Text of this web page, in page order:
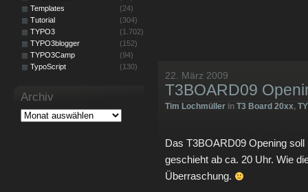
22. März 2009
T3BOARD09
Tim Lochmüller in T3 Board 20xx,
Das T3BOARD09 Opening
geschieht ab ca. 20 Uhr. Wie
Überraschung.
Templates
(24)
Tutorial
(304)
TYPO3
(1.702)
TYPO3blogger
(152)
TYPO3Camp
(94)
TypoScript
(130)
Archiv